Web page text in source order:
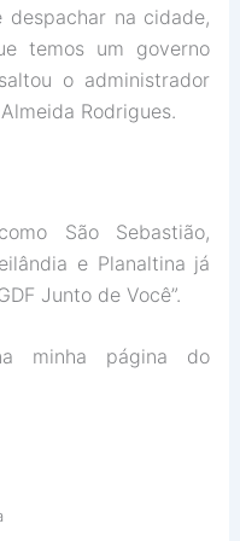
na cidade,
temos um governo
o administrador
Rodrigues.
São Sebastião,
e Planaltina já
Junto de Você”.
minha página do